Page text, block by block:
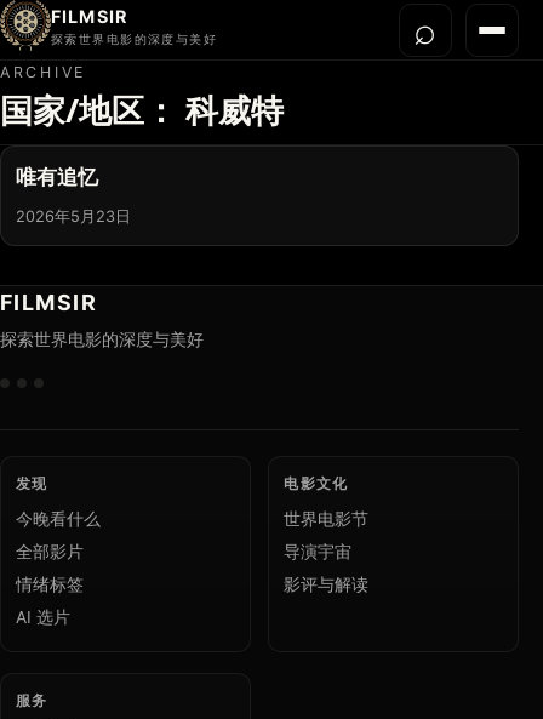
FILMSIR
探索世界电影的深度与美好 菜单
首页
今晚看什么
世界电影节
导演宇宙
影评与解读
⌕打开
ARCHIVE
国家/地区： 科威特
唯有追忆
2026年5月23日
FILMSIR
探索世界电影的深度与美好
发现
今晚看什么
全部影片
情绪标签
AI 选片
电影文化
世界电影节
导演宇宙
影评与解读
服务